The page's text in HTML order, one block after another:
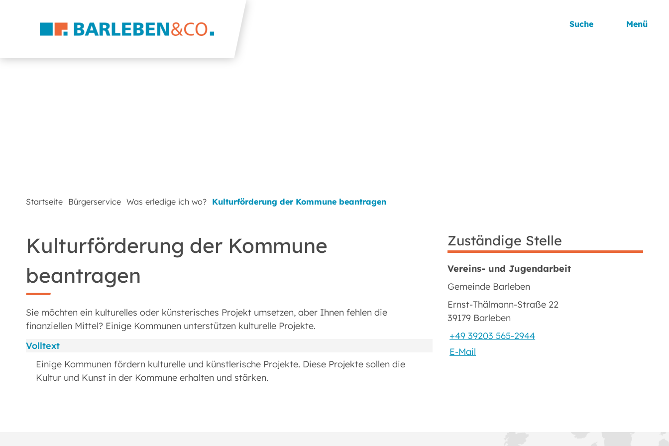
Suche Menü
Startseite Bürgerservice Was erledige ich wo? Kulturförderung der Kommune beantragen
Kulturförderung der Kommune
beantragen
Sie möchten ein kulturelles oder künsterisches Projekt umsetzen, aber Ihnen fehlen die
finanziellen Mittel? Einige Kommunen unterstützen kulturelle Projekte.
Volltext
Einige Kommunen fördern kulturelle und künstlerische Projekte. Diese Projekte sollen die
Kultur und Kunst in der Kommune erhalten und stärken.
Zuständige Stelle
Vereins- und Jugendarbeit
Gemeinde Barleben
Ernst-Thälmann-Straße 22
39179 Barleben
+49 39203 565-2944
E-Mail